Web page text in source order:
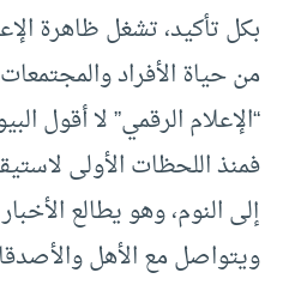
بكل تأكيد، تشغل ظاهرة
من حياة الأفراد
“الإعلام الرقمي” لا أقول
فمنذ اللحظات الأولى
إلى النوم، وهو يطالع
ويتواصل مع الأهل